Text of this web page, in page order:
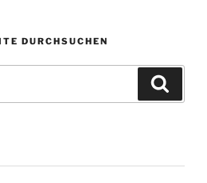
DURCHSUCHEN